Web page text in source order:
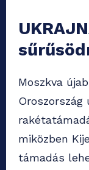
Moszkva
miközben
támadás